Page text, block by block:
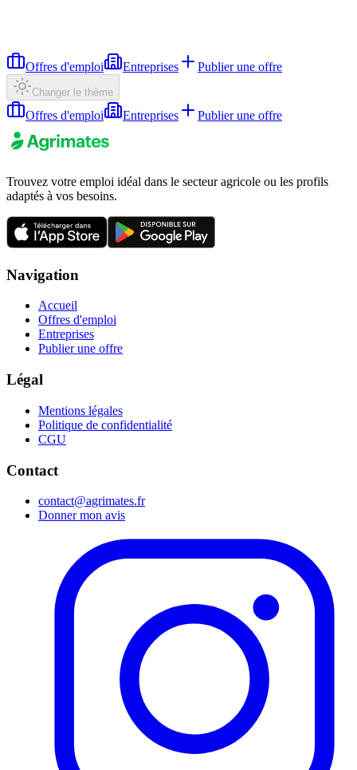
Offres d'emploi Entreprises Publier une offre
Changer le thème
Offres d'emploi Entreprises Publier une offre
Trouvez votre emploi idéal dans le secteur agricole ou les profils
adaptés à vos besoins.
Navigation
Accueil
Offres d'emploi
Entreprises
Publier une offre
Légal
Mentions légales
Politique de confidentialité
CGU
Contact
contact@agrimates.fr
Donner mon avis